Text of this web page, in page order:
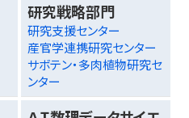
研究戦略部門
研究支援センター
産官学連携研究センター
サボテン・多肉植物研究セ
ンター